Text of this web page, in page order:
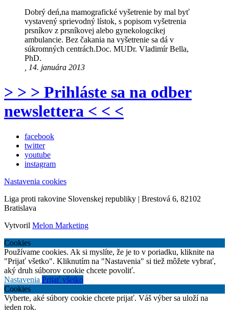
Dobrý deń,na mamografické vyšetrenie by mal byť
vystavený sprievodný lístok, s popisom vyšetrenia
prsníkov z prsníkovej alebo gynekologcikej
ambulancie. Bez čakania na vyšetrenie sa dá v
súkromných centrách.Doc. MUDr. Vladimír Bella,
PhD.
, 14. januára 2013
> > > Prihláste sa na odber
newslettera < < <
facebook
twitter
youtube
instagram
Nastavenia cookies
Liga proti rakovine Slovenskej republiky | Brestová 6, 82102
Bratislava
Vytvoril Melon Marketing
Cookies
Používame cookies. Ak si myslíte, že je to v poriadku, kliknite na
"Prijať všetko". Kliknutím na "Nastavenia" si tiež môžete vybrať,
aký druh súborov cookie chcete povoliť.
Nastavenia Prijať všetko
Cookies
Vyberte, aké súbory cookie chcete prijať. Váš výber sa uloží na
jeden rok.